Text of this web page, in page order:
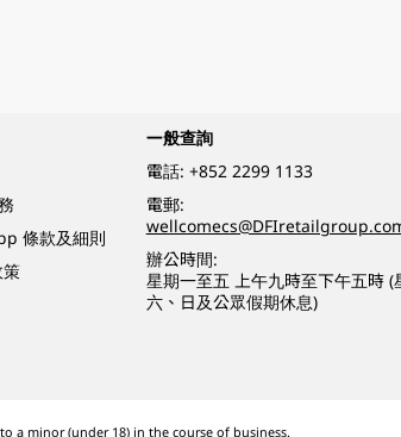
條款及細則
一般查詢
電話: +852 2299 1133
電郵:
辦公時間:
星期一至五 上午九時至下午五時 (
六、日及公眾假期休息)
minor (under 18) in the course of business.